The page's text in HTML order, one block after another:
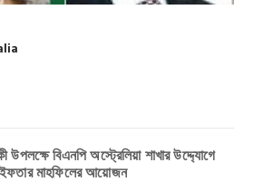
উপলক্ষে বিএনপি অস্ট্রেলিয়া শাখার উদ্দ্যোগে
মাহফিলের আয়োজন